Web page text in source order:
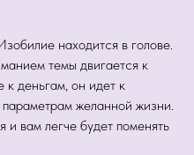
находится в голове.
темы двигается к
к деньгам, он идет к
желанной жизни.
вам легче будет поменять